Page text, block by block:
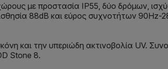
με προστασία IP55, δύο δρόμων,
88dB και εύρος συχνοτήτων 90Hz-
και την υπεριώδη ακτινοβολία UV.
Stone 8.